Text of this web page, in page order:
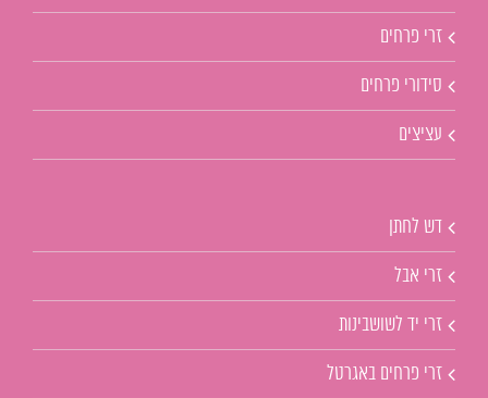
זרי פרחים
סידורי פרחים
עציצים
דש לחתן
זרי אבל
זרי יד לשושבינות
זרי פרחים באגרטל